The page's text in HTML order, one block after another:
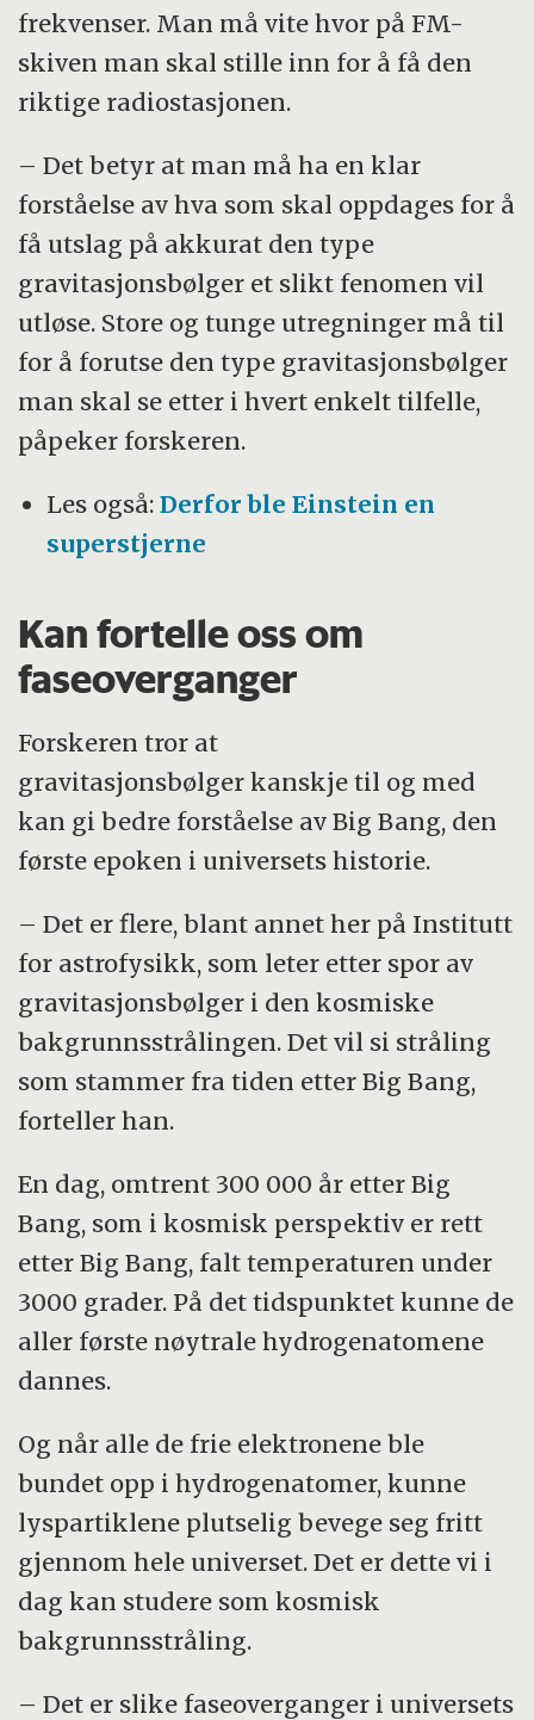
frekvenser. Man må vite hvor på FM-
skiven man skal stille inn for å få den
riktige radiostasjonen.
– Det betyr at man må ha en klar
forståelse av hva som skal oppdages for å
få utslag på akkurat den type
gravitasjonsbølger et slikt fenomen vil
utløse. Store og tunge utregninger må til
for å forutse den type gravitasjonsbølger
man skal se etter i hvert enkelt tilfelle,
påpeker forskeren.
Les også:Derfor ble Einstein en
superstjerne
Kan fortelle oss om
faseoverganger
Forskeren tror at
gravitasjonsbølger kanskje til og med
kan gi bedre forståelse av Big Bang, den
første epoken i universets historie.
– Det er flere, blant annet her på Institutt
for astrofysikk, som leter etter spor av
gravitasjonsbølger i den kosmiske
bakgrunnsstrålingen. Det vil si stråling
som stammer fra tiden etter Big Bang,
forteller han.
En dag, omtrent 300 000 år etter Big
Bang, som i kosmisk perspektiv er rett
etter Big Bang, falt temperaturen under
3000 grader. På det tidspunktet kunne de
aller første nøytrale hydrogenatomene
dannes.
Og når alle de frie elektronene ble
bundet opp i hydrogenatomer, kunne
lyspartiklene plutselig bevege seg fritt
gjennom hele universet. Det er dette vi i
dag kan studere som kosmisk
bakgrunnsstråling.
– Det er slike faseoverganger i universets